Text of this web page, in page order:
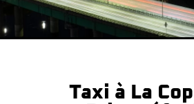
Taxi à La